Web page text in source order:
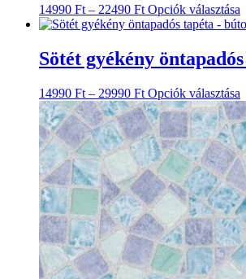
A
14990 Ft – 22490 FtÁrtartomány:
14990 Ft
22490 Ft
Opciók választása
a
A
a
Sötét gyékény
14990 Ft – 29990 FtÁrtartomány:
14990 Ft
-
29990 Ft
Opciók választása
a
a